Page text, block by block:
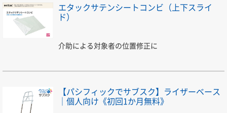
エタックサテンシートコンビ（上下スライ
ド）
介助による対象者の位置修正に
【パシフィックでサブスク】ライザーベース
｜個人向け《初回1か月無料》